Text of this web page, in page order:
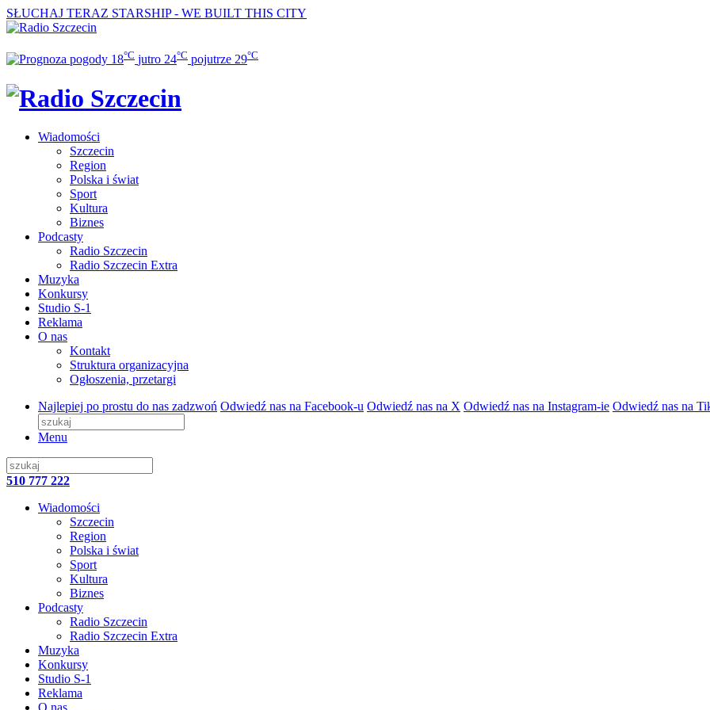
SŁUCHAJ TERAZ STARSHIP - WE BUILT THIS CITY
18°C jutro 24°C pojutrze 29°C
Wiadomości
Szczecin
Region
Polska i świat
Sport
Kultura
Biznes
Podcasty
Radio Szczecin
Radio Szczecin Extra
Muzyka
Konkursy
Studio S-1
Reklama
O nas
Kontakt
Struktura organizacyjna
Ogłoszenia, przetargi
Najlepiej po prostu do nas zadzwoń Odwiedź nas na Facebook-u Odwiedź nas na X Odwiedź nas na Instagram-ie Odwiedź nas na
Menu
510 777 222
Wiadomości
Szczecin
Region
Polska i świat
Sport
Kultura
Biznes
Podcasty
Radio Szczecin
Radio Szczecin Extra
Muzyka
Konkursy
Studio S-1
Reklama